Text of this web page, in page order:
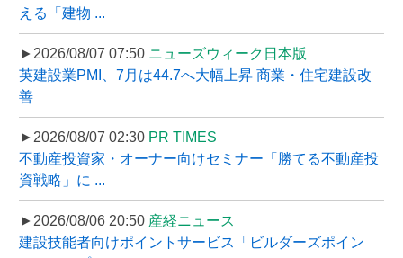
える「建物 ...
►2026/08/07 07:50 ニューズウィーク日本版
英建設業PMI、7月は44.7へ大幅上昇 商業・住宅建設改
善
►2026/08/07 02:30 PR TIMES
不動産投資家・オーナー向けセミナー「勝てる不動産投
資戦略」に ...
►2026/08/06 20:50 産経ニュース
建設技能者向けポイントサービス「ビルダーズポイン